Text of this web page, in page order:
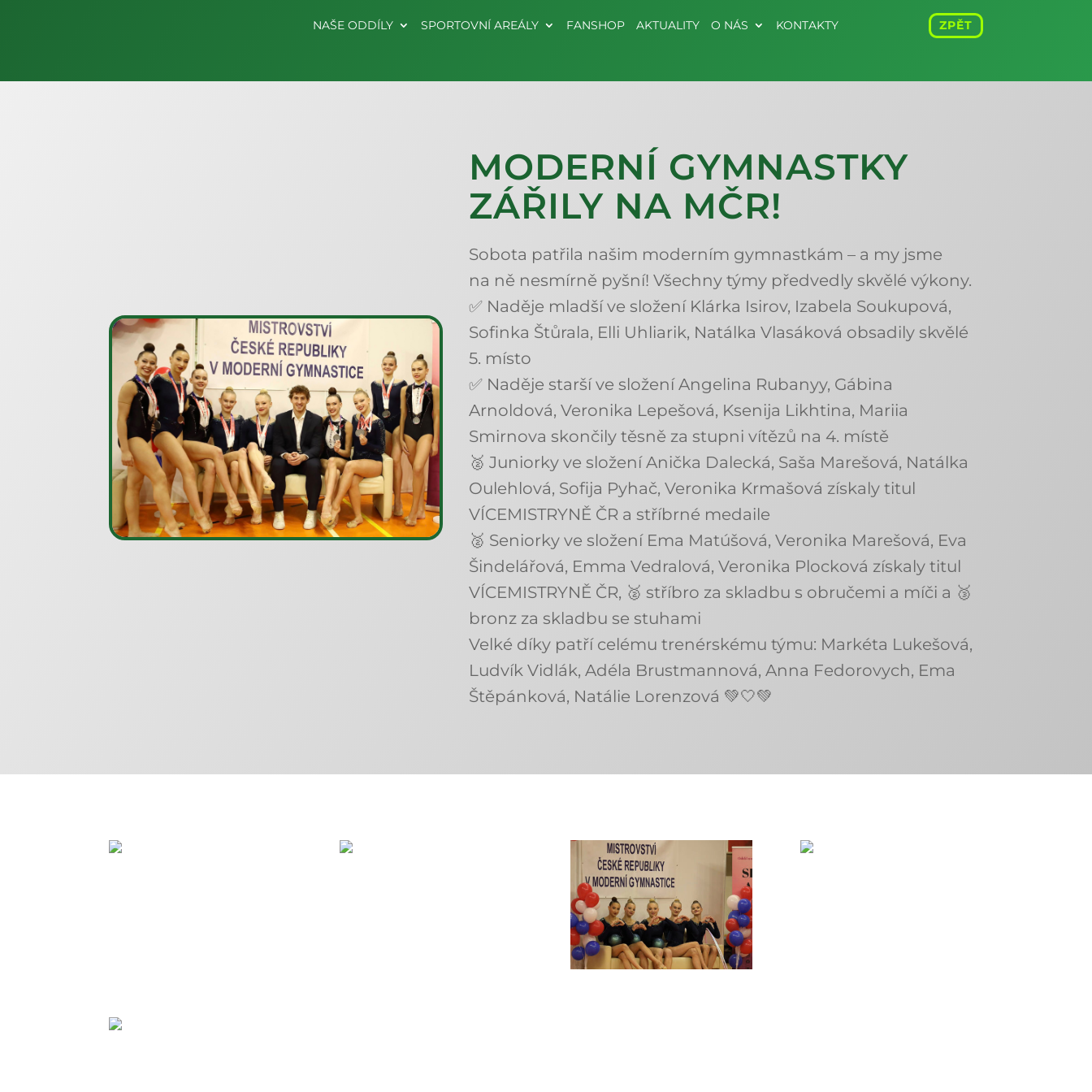
NAŠE ODDÍLY SPORTOVNÍ AREÁLY FANSHOP AKTUALITY O NÁS KONTAKTY ZPĚT
MODERNÍ GYMNASTKY
ZÁŘILY NA MČR!
Sobota patřila našim moderním gymnastkám – a my jsme
na ně nesmírně pyšní! Všechny týmy předvedly skvělé výkony.
✅ Naděje mladší ve složení Klárka Isirov, Izabela Soukupová,
Sofinka Štůrala, Elli Uhliarik, Natálka Vlasáková obsadily skvělé
5. místo
✅ Naděje starší ve složení Angelina Rubanyy, Gábina
Arnoldová, Veronika Lepešová, Ksenija Likhtina, Mariia
Smirnova skončily těsně za stupni vítězů na 4. místě
🥈 Juniorky ve složení Anička Dalecká, Saša Marešová, Natálka
Oulehlová, Sofija Pyhač, Veronika Krmašová získaly titul
VÍCEMISTRYNĚ ČR a stříbrné medaile
🥈 Seniorky ve složení Ema Matúšová, Veronika Marešová, Eva
Šindelářová, Emma Vedralová, Veronika Plocková získaly titul
VÍCEMISTRYNĚ ČR, 🥈 stříbro za skladbu s obručemi a míči a 🥉
bronz za skladbu se stuhami
Velké díky patří celému trenérskému týmu: Markéta Lukešová,
Ludvík Vidlák, Adéla Brustmannová, Anna Fedorovych, Ema
Štěpánková, Natálie Lorenzová 💚🤍💚